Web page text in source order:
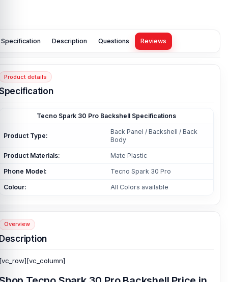
Specification Description Questions Reviews
Product details
Tecno Spark 30 Pro Backshell Specifications
Product Type:
Back Panel / Backshell / Back
Body
Product Materials: Mate Plastic
Phone Model: Tecno Spark 30 Pro
Colour: All Colors available
Overview